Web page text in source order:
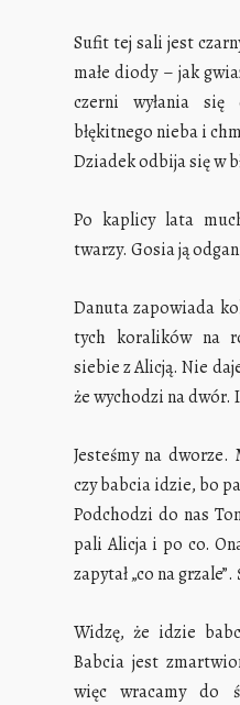
Sufit tej sali jest
małe diody – jak
czerni wyłania się
błękitnego nieba i
Dziadek odbija się w
Po kaplicy lata
twarzy. Gosia ją
Danuta zapowiada
tych koralików na
siebie z Alicją. Nie
że wychodzi na dwór.
Jesteśmy na dworze.
czy babcia idzie, bo
Podchodzi do nas
pali Alicja i po co.
zapytał „co na
Widzę, że idzie
Babcia jest
więc wracamy do